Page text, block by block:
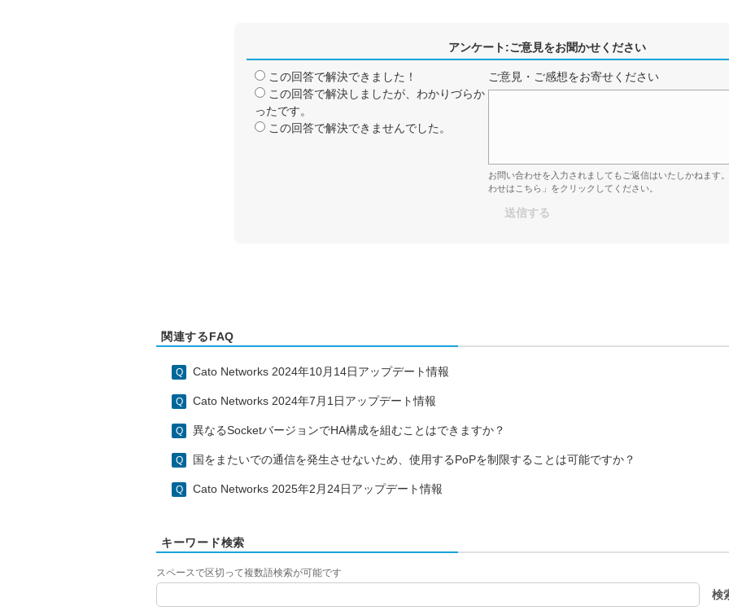
アンケート:ご意見をお聞かせください
この回答で解決できました！
この回答で解決しましたが、わかりづらか
ったです。
この回答で解決できませんでした。
ご意見・ご感想をお寄せください
お問い合わせを入力されましてもご返信はいたしかねます
わせはこちら」をクリックしてください。
関連するFAQ
Cato Networks 2024年10月14日アップデート情報
Cato Networks 2024年7月1日アップデート情報
異なるSocketバージョンでHA構成を組むことはできますか？
国をまたいでの通信を発生させないため、使用するPoPを制限することは可能ですか？
Cato Networks 2025年2月24日アップデート情報
キーワード検索
スペースで区切って複数語検索が可能です